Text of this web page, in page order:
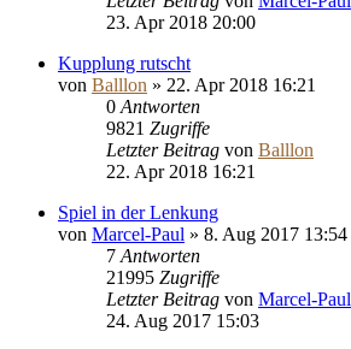
23. Apr 2018 20:00
Kupplung rutscht
von Balllon » 22. Apr 2018 16:21
0 Antworten
9821 Zugriffe
Letzter Beitrag von Balllon
22. Apr 2018 16:21
Spiel in der Lenkung
von Marcel-Paul » 8. Aug 2017 13:54
7 Antworten
21995 Zugriffe
Letzter Beitrag von Marcel-Paul
24. Aug 2017 15:03